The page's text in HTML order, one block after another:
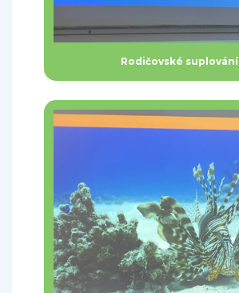
Rodičovské suplování